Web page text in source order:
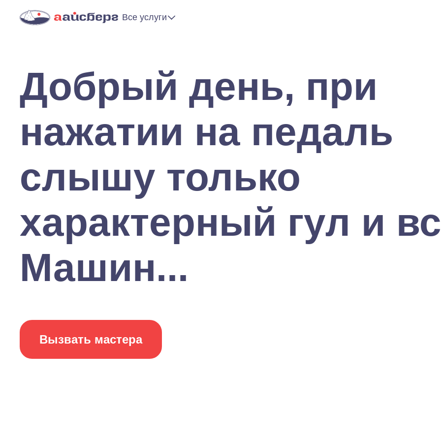
Все услуги
Добрый день, при
нажатии на педаль
слышу только
характерный гул и
Машин...
Вызвать мастера